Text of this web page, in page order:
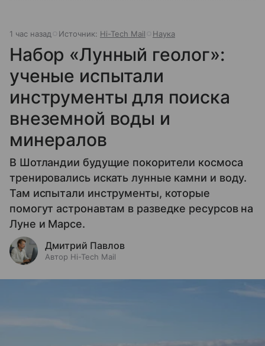
1 час назад Источник: Hi-Tech Mail Наука
Набор «Лунный геолог»:
ученые испытали
инструменты для поиска
внеземной воды и
минералов
В Шотландии будущие покорители космоса
тренировались искать лунные камни и воду.
Там испытали инструменты, которые
помогут астронавтам в разведке ресурсов на
Луне и Марсе.
Дмитрий Павлов
Автор Hi-Tech Mail